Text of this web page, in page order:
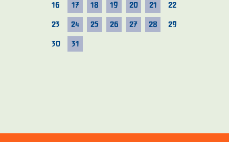
16 17 18 19 20 21 22
23 24 25 26 27 28 29
30 31